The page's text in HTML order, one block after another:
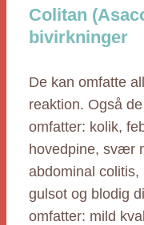
Colitan
bivirkninger
De kan omfatte
reaktion. Også
omfatter: kolik,
hovedpine, svær
abdominal colitis,
gulsot og blodig
omfatter: mild